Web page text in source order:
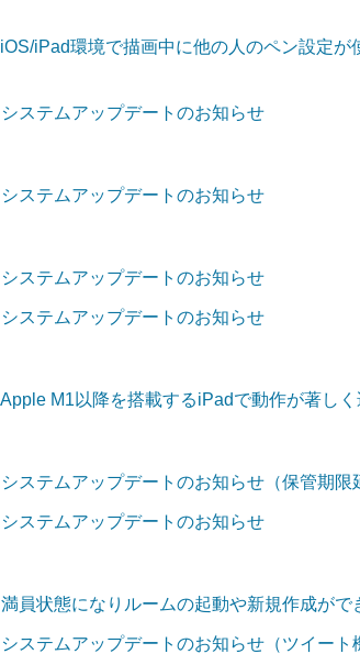
iOS/iPad環境で描画中に他の人のペン設定が
システムアップデートのお知らせ
システムアップデートのお知らせ
システムアップデートのお知らせ
システムアップデートのお知らせ
Apple M1以降を搭載するiPadで動作が著し
システムアップデートのお知らせ（保管期限
システムアップデートのお知らせ
満員状態になりルームの起動や新規作成がで
システムアップデートのお知らせ（ツイート